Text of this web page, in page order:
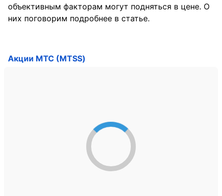
объективным факторам могут подняться в цене. О
них поговорим подробнее в статье.
Акции МТС (MTSS)